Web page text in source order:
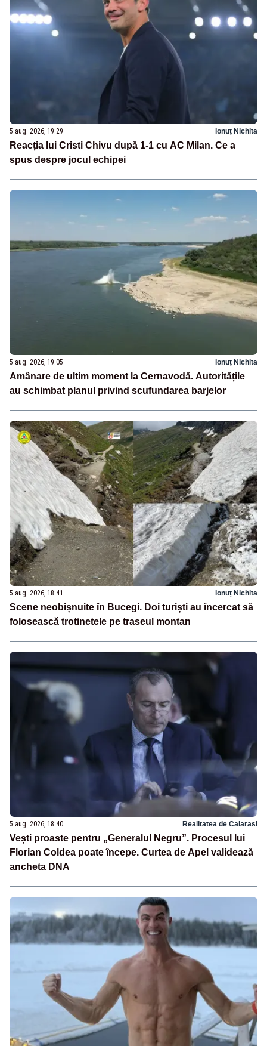
5 aug. 2026, 19:29 Ionuț Nichita
Reacția lui Cristi Chivu după 1-1 cu AC Milan. Ce a
spus despre jocul echipei
5 aug. 2026, 19:05 Ionuț Nichita
Amânare de ultim moment la Cernavodă. Autoritățile
au schimbat planul privind scufundarea barjelor
5 aug. 2026, 18:41 Ionuț Nichita
Scene neobișnuite în Bucegi. Doi turiști au încercat să
folosească trotinetele pe traseul montan
5 aug. 2026, 18:40 Realitatea de Calarasi
Vești proaste pentru „Generalul Negru”. Procesul lui
Florian Coldea poate începe. Curtea de Apel validează
ancheta DNA